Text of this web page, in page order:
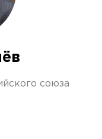
союза